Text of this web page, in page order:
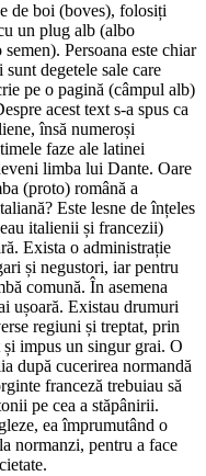
de boi (boves), folosiți
un plug alb (albo
Persoana este chiar
degetele sale care
pe o pagină (câmpul alb)
acest text s-a spus ca
însă numeroși
faze ale latinei
limba lui Dante. Oare
(proto) română a
Este lesne de înțeles
italienii și francezii)
Exista o administrație
și negustori, iar pentru
comună. În asemena
ușoară. Existau drumuri
regiuni și treptat, prin
impus un singur grai. O
după cucerirea normandă
franceză trebuiau să
pe cea a stăpânirii.
ea împrumutând o
normanzi, pentru a face